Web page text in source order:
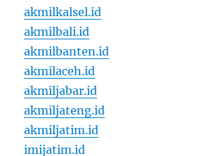
akmilkalsel.id
akmilbali.id
akmilbanten.id
akmilaceh.id
akmiljabar.id
akmiljateng.id
akmiljatim.id
imijatim.id